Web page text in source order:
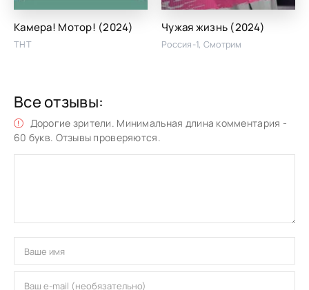
Камера! Мотор! (2024)
ТНТ
Чужая жизнь (2024)
Россия-1, Смотрим
Все отзывы:
Дорогие зрители. Минимальная длина комментария -
60 букв. Отзывы проверяются.